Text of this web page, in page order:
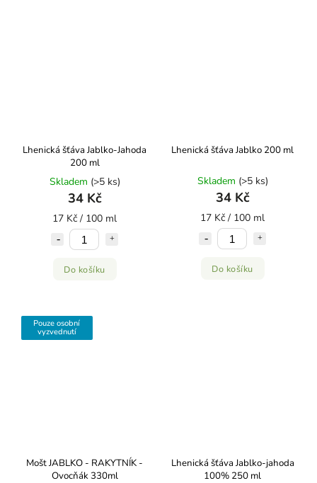
Lhenická šťáva Jablko-Jahoda
200 ml
Skladem (>5 ks)
34 Kč
17 Kč / 100 ml
Do košíku
Lhenická šťáva Jablko 200 ml
Skladem (>5 ks)
34 Kč
17 Kč / 100 ml
Do košíku
Pouze osobní
vyzvednutí
Mošt JABLKO - RAKYTNÍK -
Ovocňák 330ml
Lhenická šťáva Jablko-jahoda
100% 250 ml